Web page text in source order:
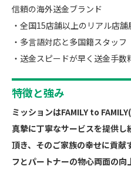
信頼の海外送金ブランド
・全国15店舗以上のリアル店舗
・多言語対応と多国籍スタッフ
・送金スピードが早く送金手数
特徴と強み
ミッションはFAMILY to
真摯に丁寧なサービスを提供
頂き、そのご家族の幸せに貢献
フとパートナーの物心両面の向